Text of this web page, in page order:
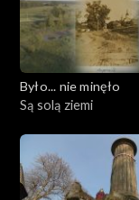
Było... nie minęło
Są solą ziemi